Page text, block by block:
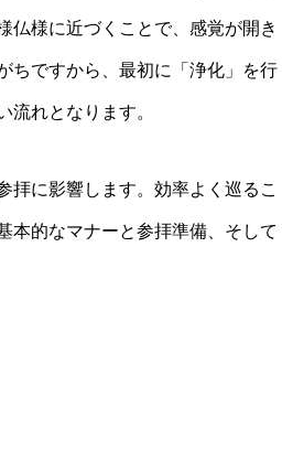
仏様に近づくことで、感覚が開き
ちですから、最初に「浄化」を行
れとなります。
拝に影響します。効率よく巡るこ
本的なマナーと参拝準備、そして